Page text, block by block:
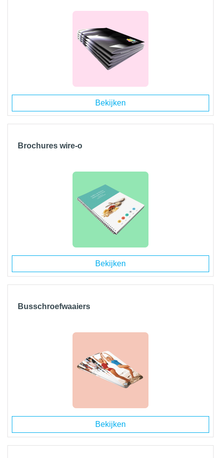
Bekijken
Brochures wire-o
Bekijken
Busschroefwaaiers
Bekijken